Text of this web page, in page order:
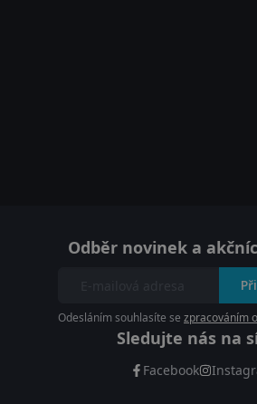
Odběr novinek a
Odesláním souhlasíte se zpracováním
Sledujte nás na
Facebook